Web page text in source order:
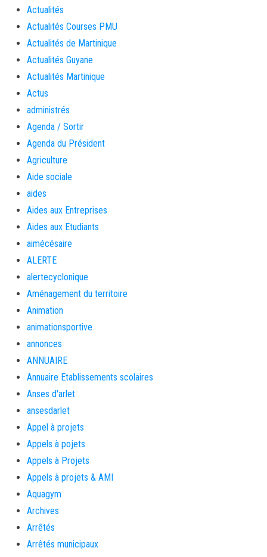
Actualités
Actualités Courses PMU
Actualités de Martinique
Actualités Guyane
Actualités Martinique
Actus
administrés
Agenda / Sortir
Agenda du Président
Agriculture
Aide sociale
aides
Aides aux Entreprises
Aides aux Etudiants
aimécésaire
ALERTE
alertecyclonique
Aménagement du territoire
Animation
animationsportive
annonces
ANNUAIRE
Annuaire Etablissements scolaires
Anses d'arlet
ansesdarlet
Appel à projets
Appels à pojets
Appels à Projets
Appels à projets & AMI
Aquagym
Archives
Arrêtés
Arrêtés municipaux